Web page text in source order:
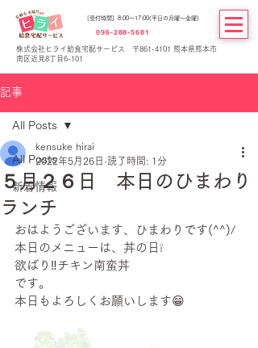
[受付時間] 8:00～17:00(平日の月曜～金曜)
096-288-5681
株式会社ヒライ給食宅配サービス 〒861-4101 熊本県熊本市
南区近見8丁目6-101
記事
All Posts
新着情報
All Posts
５月２６日 本日のひまわり
ランチ
kensuke hirai
2022年5月26日 読了時間: 1分
おはようございます、ひまわりです(^^)/
本日のメニューは、丼の日❕
欲ばり‼チキン南蛮丼
です。
本日もよろしくお願いします😁